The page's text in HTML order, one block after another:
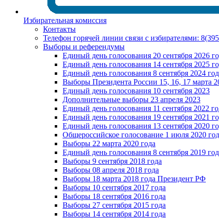
Избирательная комиссия
Контакты
Телефон горячей линии связи с избирателями:
Выборы и референдумы
Единый день голосования 20 сентября 2026
Единый день голосования 14 сентября 2025
Единый день голосования 8 сентября 2024
Выборы Президента России 15, 16, 17 марта
Единый день голосования 10 сентября 2023
Дополнительные выборы 23 апреля 2023
Единый день голосования 11 сентября 2022
Единый день голосования 19 сентября 2021
Единый день голосования 13 сентября 2020
Общероссийское голосование 1 июля 2020
Выборы 22 марта 2020 года
Единый день голосования 8 сентября 2019
Выборы 9 сентября 2018 года
Выборы 08 апреля 2018 года
Выборы 18 марта 2018 года Президент РФ
Выборы 10 сентября 2017 года
Выборы 18 сентября 2016 года
Выборы 27 сентября 2015 года
Выборы 14 сентября 2014 года